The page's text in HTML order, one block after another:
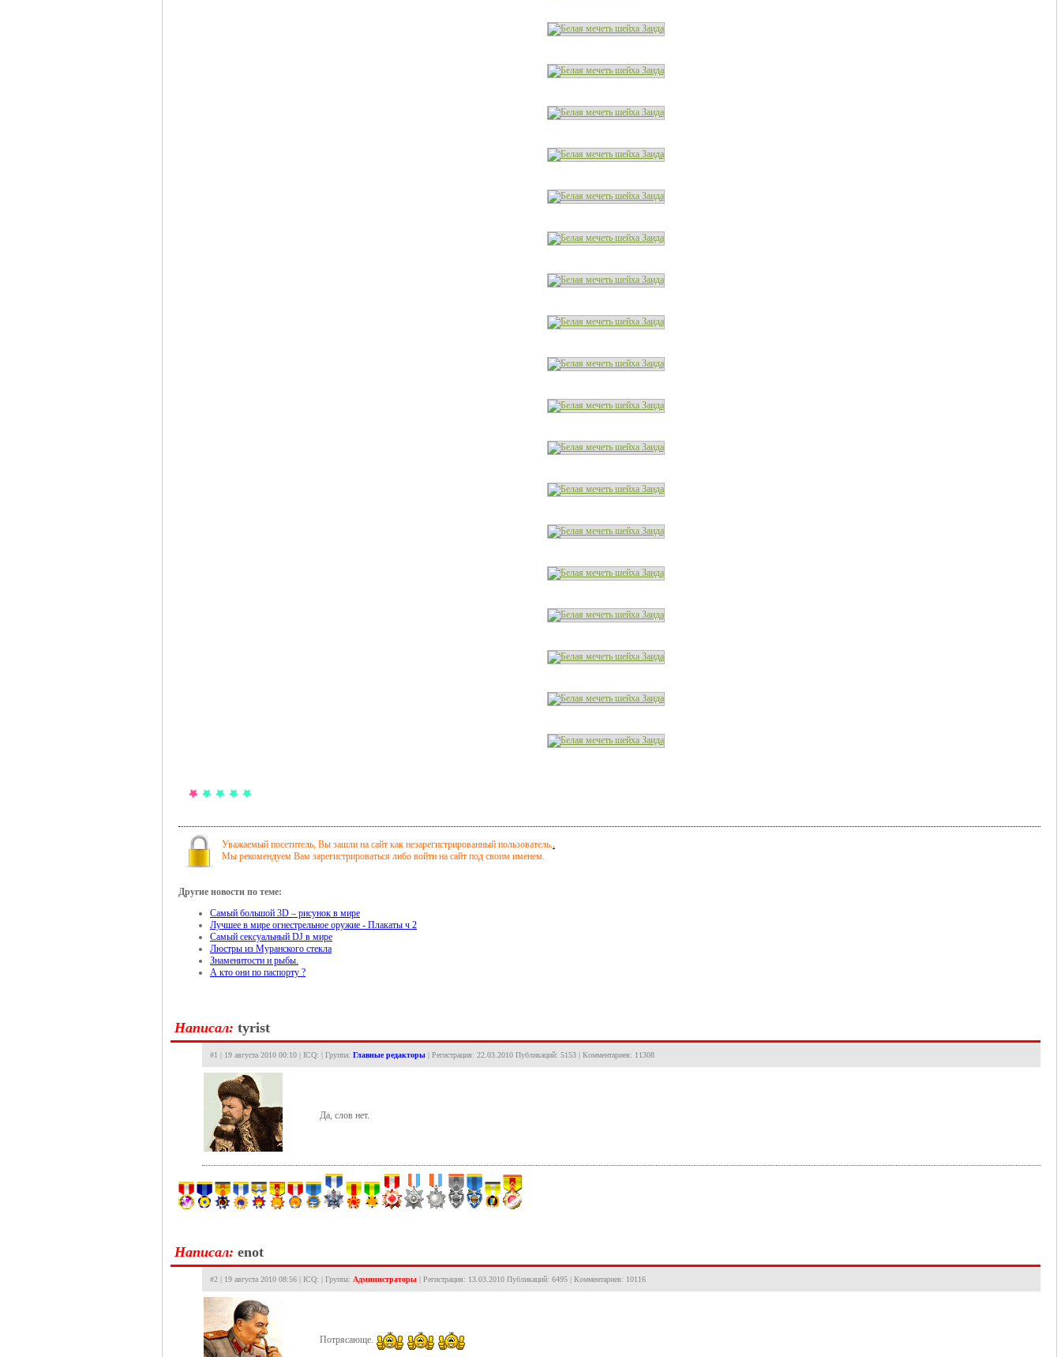
Уважаемый посетитель, Вы зашли на сайт как незарегистрированный пользователь..
Мы рекомендуем Вам зарегистрироваться либо войти на сайт под своим именем.
Другие новости по теме:
Самый большой 3D – рисунок в мире
Лучшее в мире огнестрельное оружие - Плакаты ч 2
Самый сексуальный DJ в мире
Люстры из Муранского стекла
Знаменитости и рыбы.
А кто они по паспорту ?
Hаписал: tyrist
#1 | 19 августа 2010 00:10 | ICQ: | Группа: Главные редакторы | Регистрация: 22.03.2010 Публикаций: 5153 | Комментариев: 11308
Да, слов нет.
Hаписал: enot
#2 | 19 августа 2010 08:56 | ICQ: | Группа: Администраторы | Регистрация: 13.03.2010 Публикаций: 6495 | Комментариев: 10116
Потрясающе.